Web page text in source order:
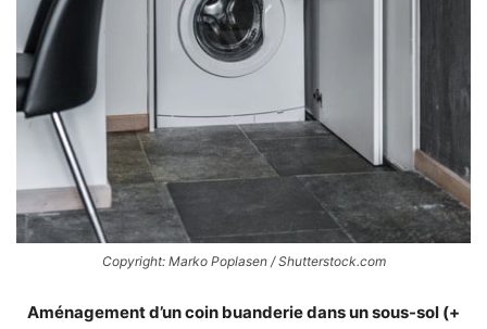
Copyright: Marko Poplasen / Shutterstock.com
Aménagement d’un coin buanderie dans un sous-sol (+